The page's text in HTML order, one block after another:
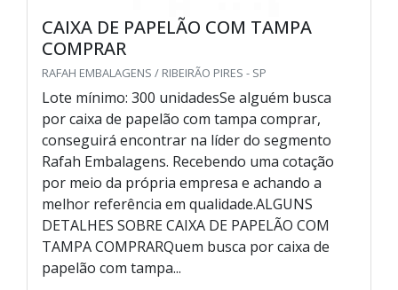
CAIXA DE PAPELÃO COM TAMPA
COMPRAR
RAFAH EMBALAGENS / RIBEIRÃO PIRES - SP
Lote mínimo: 300 unidadesSe alguém busca
por caixa de papelão com tampa comprar,
conseguirá encontrar na líder do segmento
Rafah Embalagens. Recebendo uma cotação
por meio da própria empresa e achando a
melhor referência em qualidade.ALGUNS
DETALHES SOBRE CAIXA DE PAPELÃO COM
TAMPA COMPRARQuem busca por caixa de
papelão com tampa...